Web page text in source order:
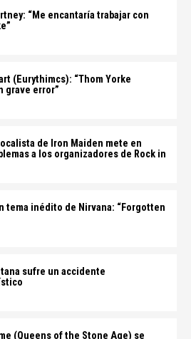
“Me encantaría trabajar con
(Eurythimcs): “Thom Yorke
grave error”
de Iron Maiden mete en
a los organizadores de Rock in
tema inédito de Nirvana: “Forgotten
sufre un accidente
(Queens of the Stone Age) se